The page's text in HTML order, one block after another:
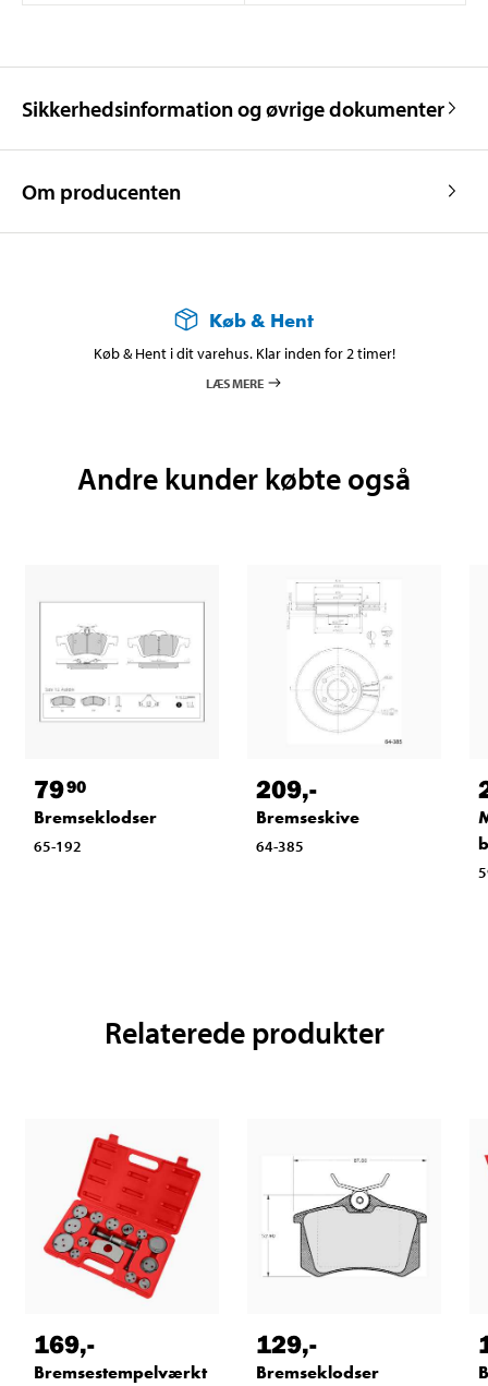
Sikkerhedsinformation og øvrige dokumenter
Om producenten
Køb & Hent
Køb & Hent i dit varehus. Klar inden for 2 timer!
LÆS MERE
Andre kunder købte også
7990
Bremseklodser
65-192
209,-
Bremseskive
64-385
Relaterede produkter
169,-
Bremsestempelværkt
129,-
Bremseklodser